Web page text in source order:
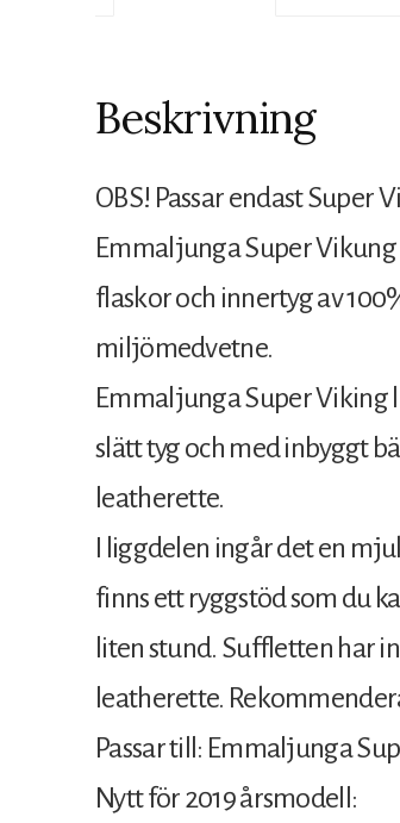
Beskrivning
OBS! Passar endast Super
Emmaljunga Super
flaskor och innertyg av
miljömedvetne.
Emmaljunga Super Viking
slätt tyg och med inbyggt
leatherette.
I liggdelen ingår det en
finns ett ryggstöd som du
liten stund. Suffletten har
leatherette.
Passar till: Emmaljunga
Nytt för 2019 årsmodell: